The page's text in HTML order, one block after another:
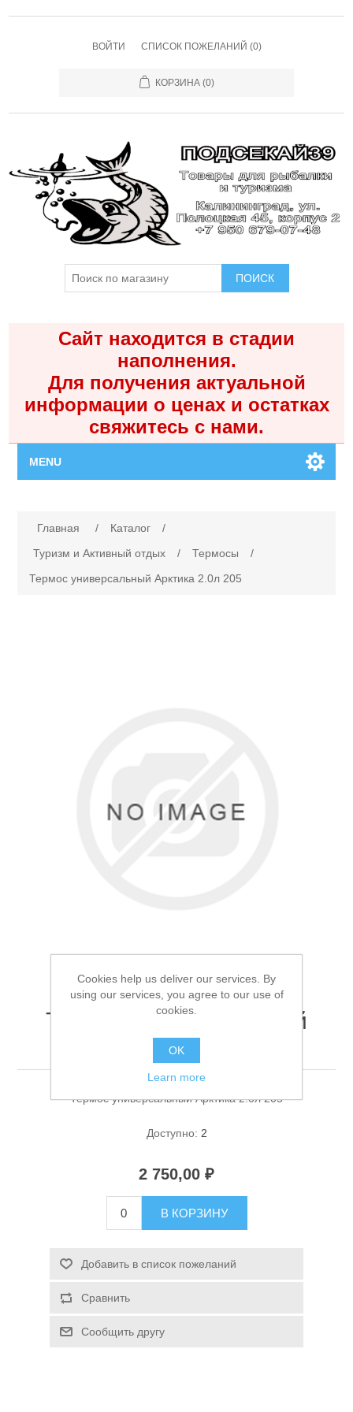
ВОЙТИ СПИСОК ПОЖЕЛАНИЙ (0)
КОРЗИНА (0)
ПОИСК
Сайт находится в стадии
наполнения.
Для получения актуальной
информации о ценах и остатках
свяжитесь с нами.
MENU
Каталог
Аксессуары для лодок
Спасательные средства
Главная / Каталог
/
Туризм и Активный отдых
/ Термосы
/
Термос универсальный Арктика 2.0л 205
Термос универсальный
Арктика 2.0л 205
Термос универсальный Арктика 2.0л 205
Доступно: 2
2 750,00 ₽
В КОРЗИНУ
Добавить в список пожеланий
Сравнить
Сообщить другу
Cookies help us deliver our services. By
using our services, you agree to our use of
cookies.
OK
Learn more